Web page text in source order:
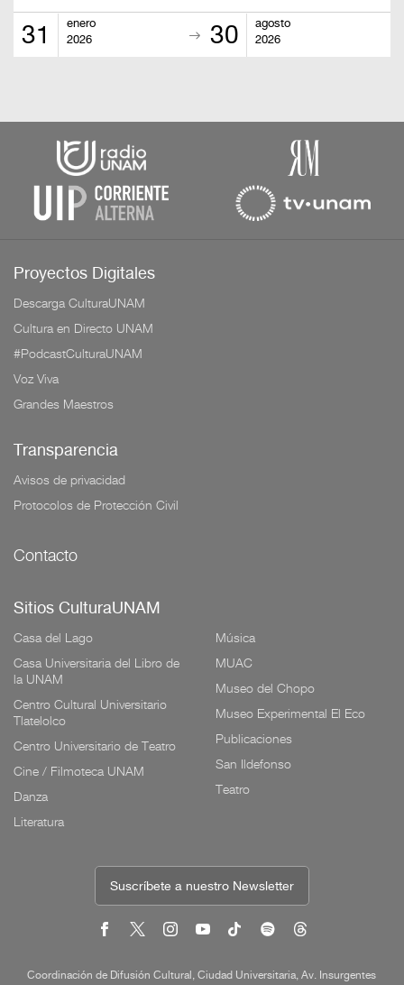
31
enero
2026
30
agosto
2026
Proyectos Digitales
Descarga CulturaUNAM
Cultura en Directo UNAM
#PodcastCulturaUNAM
Voz Viva
Grandes Maestros
Transparencia
Avisos de privacidad
Protocolos de Protección Civil
Contacto
Sitios CulturaUNAM
Casa del Lago
Casa Universitaria del Libro de
la UNAM
Centro Cultural Universitario
Tlatelolco
Centro Universitario de Teatro
Cine / Filmoteca UNAM
Danza
Literatura
Música
MUAC
Museo del Chopo
Museo Experimental El Eco
Publicaciones
San Ildefonso
Teatro
Suscríbete a nuestro Newsletter
Coordinación de Difusión Cultural, Ciudad Universitaria, Av. Insurgentes